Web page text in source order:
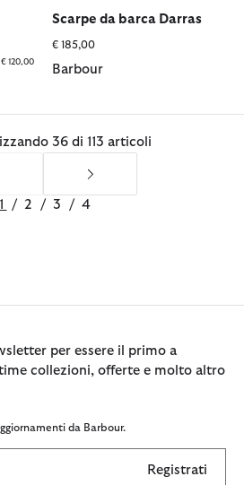
120,00
Scarpe da barca Darras
€ 185,00
Barbour
36 di 113 articoli
1 / 2 / 3 / 4
per essere il primo a
collezioni, offerte e molto altro
da Barbour.
Registrati